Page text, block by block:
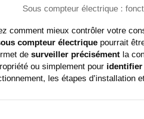
comment mieux contrôler votre
compteur électrique pourrait
de surveiller précisément la
ou simplement pour identifier
les étapes d’installation